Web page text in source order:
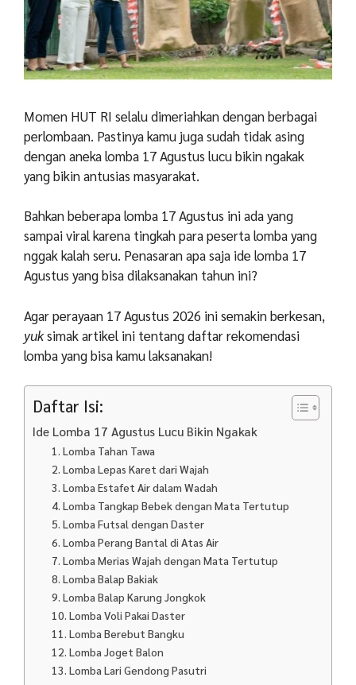
Momen HUT RI selalu dimeriahkan dengan berbagai
perlombaan. Pastinya kamu juga sudah tidak asing
dengan aneka lomba 17 Agustus lucu bikin ngakak
yang bikin antusias masyarakat.
Bahkan beberapa lomba 17 Agustus ini ada yang
sampai viral karena tingkah para peserta lomba yang
nggak kalah seru. Penasaran apa saja ide lomba 17
Agustus yang bisa dilaksanakan tahun ini?
Agar perayaan 17 Agustus 2026 ini semakin berkesan,
yuksimak artikel ini tentang daftar rekomendasi
lomba yang bisa kamu laksanakan!
Daftar Isi:
Ide Lomba 17 Agustus Lucu Bikin Ngakak
1. Lomba Tahan Tawa
2. Lomba Lepas Karet dari Wajah
3. Lomba Estafet Air dalam Wadah
4. Lomba Tangkap Bebek dengan Mata Tertutup
5. Lomba Futsal dengan Daster
6. Lomba Perang Bantal di Atas Air
7. Lomba Merias Wajah dengan Mata Tertutup
8. Lomba Balap Bakiak
9. Lomba Balap Karung Jongkok
10. Lomba Voli Pakai Daster
11. Lomba Berebut Bangku
12. Lomba Joget Balon
13. Lomba Lari Gendong Pasutri